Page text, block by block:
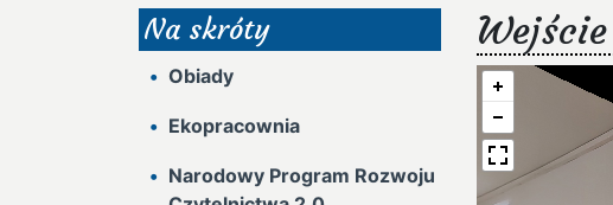
Na skróty
Obiady
Ekopracownia
Narodowy Program Rozwoju